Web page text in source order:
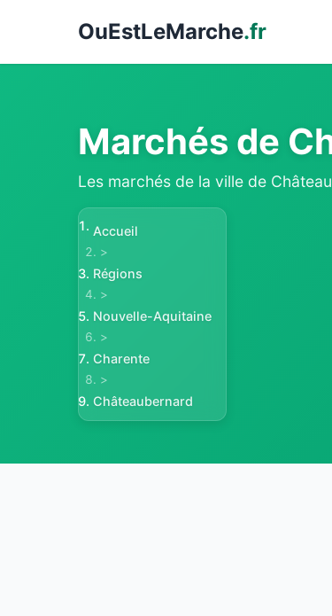
OuEstLeMarche.fr
Marchés de
Les marchés de la ville de
Accueil
>
Régions
>
Nouvelle-Aquitaine
>
Charente
>
Châteaubernard